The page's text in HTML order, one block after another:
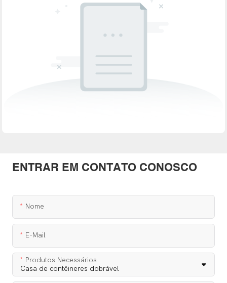
ENTRAR EM CONTATO CONOSCO
Nome
E-Mail
Produtos Necessários